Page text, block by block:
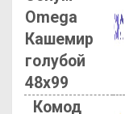
Omega
Кашемир
голубой
48х99
Комод